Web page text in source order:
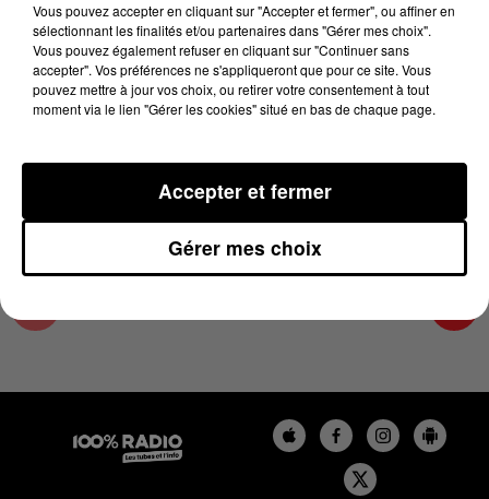
24 avril 2024 - 2 min 22 sec
LES INFOS DE L'AUDE DU 24/04/2024 À
15H00
Les infos de l'Aude
Vous pouvez accepter en cliquant sur "Accepter et fermer", ou affiner en
sélectionnant les finalités et/ou partenaires dans "Gérer mes choix".
Vous pouvez également refuser en cliquant sur "Continuer sans
accepter". Vos préférences ne s'appliqueront que pour ce site. Vous
pouvez mettre à jour vos choix, ou retirer votre consentement à tout
moment via le lien "Gérer les cookies" situé en bas de chaque page.
Gérer mes choix
Accepter et fermer